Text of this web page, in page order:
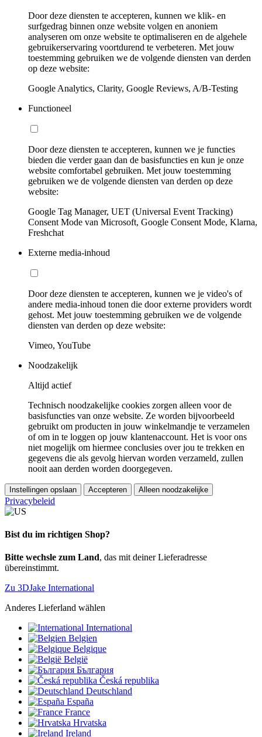
Door deze diensten te accepteren, kunnen we klik- en
surfgedrag binnen onze website volgen en anoniem
analyseren om onze website te optimaliseren en de algehele
gebruikerservaring voortdurend te verbeteren. Met jouw
toestemming gebruiken we de volgende diensten van derden
op deze website:
Google Analytics, Clarity, Google Reviews, A/B-Testing
Functioneel
Door deze diensten te accepteren, kunnen we je functies
bieden die verder gaan dan de basisfuncties en kun je onze
website comfortabel gebruiken. Met jouw toestemming
gebruiken we de volgende diensten van derden op deze
website:
Google Tag Manager, UET (Universal Event Tracking)
Consent Mode van Microsoft, Google Consent Mode, Klarna,
Freshchat
Externe media-inhoud
Door deze diensten te accepteren, kunnen we je video's of
andere media-inhoud tonen die door externe providers wordt
gehost. Met jouw toestemming gebruiken we de volgende
diensten van derden op deze website:
Vimeo, YouTube
Noodzakelijk
Altijd actief
Technisch noodzakelijke cookies zorgen alleen voor de
basisfuncties van onze website. Ze worden bijvoorbeeld
gebruikt om producten in jouw winkelmandje te verzamelen
of om in te loggen op jouw klantenaccount. Het is voor ons
niet mogelijk om hiermee conclusies over jou te trekken en
gegevens die als gevolg hiervan worden verzameld, zullen
nooit aan derden worden doorgegeven.
Instellingen opslaan Accepteren Alleen noodzakelijke
Privacybeleid
Bist du im richtigen Shop?
Bitte wechsle zum Land, das mit deiner Lieferadresse
übereinstimmt.
Zu 3DJake International
Anderes Lieferland wählen
International
Belgien
Belgique
België
България
Česká republika
Deutschland
España
France
Hrvatska
Ireland